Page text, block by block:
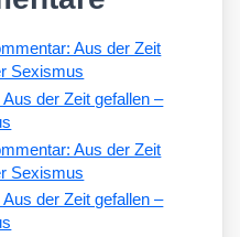
Aus der Zeit
Sexismus
der Zeit gefallen –
Aus der Zeit
Sexismus
der Zeit gefallen –